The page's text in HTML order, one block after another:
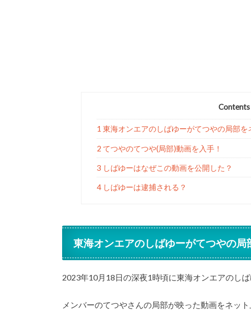
Contents
1 東海オンエアのしばゆーがてつやの局部を
2 てつやのてつや(局部)動画を入手！
3 しばゆーはなぜこの動画を公開した？
4 しばゆーは逮捕される？
東海オンエアのしばゆーがてつやの局
2023年10月18日の深夜1時頃に東海オンエアのしば
メンバーのてつやさんの局部が映った動画をネット